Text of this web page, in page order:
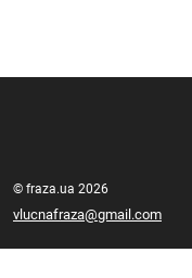
© fraza.ua 2026
vlucnafraza@gmail.com